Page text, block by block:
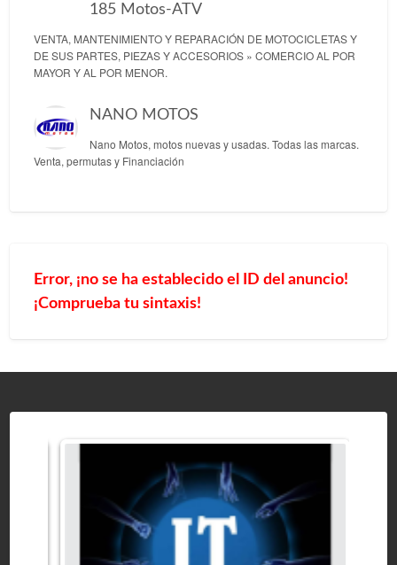
185 Motos-ATV
VENTA, MANTENIMIENTO Y REPARACIÓN DE MOTOCICLETAS Y
DE SUS PARTES, PIEZAS Y ACCESORIOS » COMERCIO AL POR
MAYOR Y AL POR MENOR.
NANO MOTOS
Nano Motos, motos nuevas y usadas. Todas las marcas.
Venta, permutas y Financiación
Error, ¡no se ha establecido el ID del anuncio!
¡Comprueba tu sintaxis!